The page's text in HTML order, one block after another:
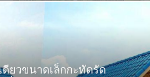
ดียวขนาดเล็กกะทัดรัด